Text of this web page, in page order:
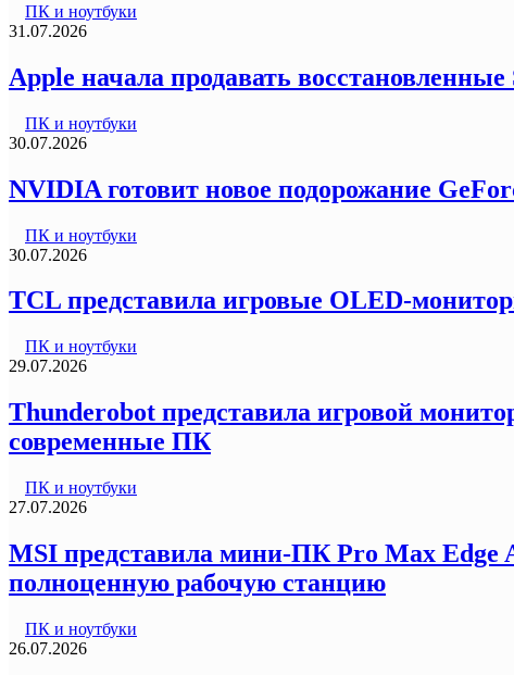
ПК и ноутбуки
31.07.2026
Apple начала продавать
ПК и ноутбуки
30.07.2026
NVIDIA готовит новое подорожание
ПК и ноутбуки
30.07.2026
TCL представила игровые OLED-
ПК и ноутбуки
29.07.2026
Thunderobot представила игровой
современные ПК
ПК и ноутбуки
27.07.2026
MSI представила мини-ПК Pro Max
полноценную рабочую станцию
ПК и ноутбуки
26.07.2026